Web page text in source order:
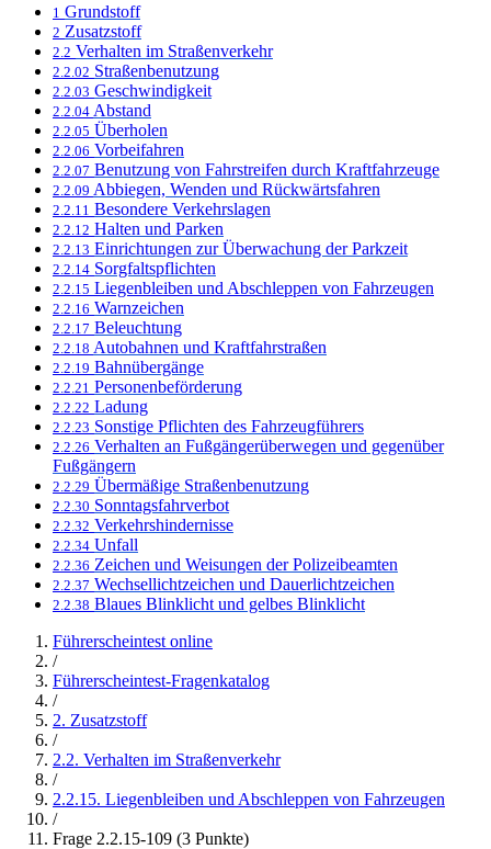
1 Grundstoff
2 Zusatzstoff
2.2 Verhalten im Straßenverkehr
2.2.02 Straßenbenutzung
2.2.03 Geschwindigkeit
2.2.04 Abstand
2.2.05 Überholen
2.2.06 Vorbeifahren
2.2.07 Benutzung von Fahrstreifen durch Kraftfahrzeuge
2.2.09 Abbiegen, Wenden und Rückwärtsfahren
2.2.11 Besondere Verkehrslagen
2.2.12 Halten und Parken
2.2.13 Einrichtungen zur Überwachung der Parkzeit
2.2.14 Sorgfaltspflichten
2.2.15 Liegenbleiben und Abschleppen von Fahrzeugen
2.2.16 Warnzeichen
2.2.17 Beleuchtung
2.2.18 Autobahnen und Kraftfahrstraßen
2.2.19 Bahnübergänge
2.2.21 Personenbeförderung
2.2.22 Ladung
2.2.23 Sonstige Pflichten des Fahrzeugführers
2.2.26 Verhalten an Fußgängerüberwegen und gegenüber
Fußgängern
2.2.29 Übermäßige Straßenbenutzung
2.2.30 Sonntagsfahrverbot
2.2.32 Verkehrshindernisse
2.2.34 Unfall
2.2.36 Zeichen und Weisungen der Polizeibeamten
2.2.37 Wechsellichtzeichen und Dauerlichtzeichen
2.2.38 Blaues Blinklicht und gelbes Blinklicht
Führerscheintest online
/
Führerscheintest-Fragenkatalog
/
2. Zusatzstoff
/
2.2. Verhalten im Straßenverkehr
/
2.2.15. Liegenbleiben und Abschleppen von Fahrzeugen
/
Frage 2.2.15-109 (3 Punkte)